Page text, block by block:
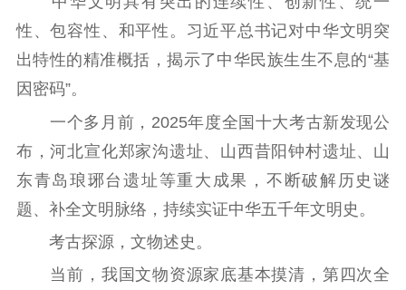
理论武装
哲学社科
社科强省 工作通知
成果集萃
江苏文脉
资料下载
新闻宣传
主题宣传 对外宣传
新闻发布
性、包容性、和平性。习近平总书记对中华文明突
出特性的精准概括，揭示了中华民族生生不息的“基
因密码”。
一个多月前，2025年度全国十大考古新发现公
布，河北宣化郑家沟遗址、山西昔阳钟村遗址、山
东青岛琅琊台遗址等重大成果，不断破解历史谜
题、补全文明脉络，持续实证中华五千年文明史。
考古探源，文物述史。
当前，我国文物资源家底基本摸清，第四次全